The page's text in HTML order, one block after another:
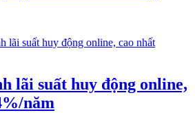
lãi suất huy động online,
năm